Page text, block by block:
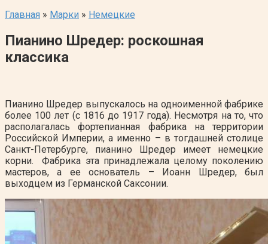
Главная » Марки » Немецкие
Пианино Шредер: роскошная
классика
Пианино Шредер выпускалось на одноименной фабрике
более 100 лет (с 1816 до 1917 года). Несмотря на то, что
располагалась фортепианная фабрика на территории
Российской Империи, а именно – в тогдашней столице
Санкт-Петербурге, пианино Шредер имеет немецкие
корни. Фабрика эта принадлежала целому поколению
мастеров, а ее основатель – Иоанн Шредер, был
выходцем из Германской Саксонии.